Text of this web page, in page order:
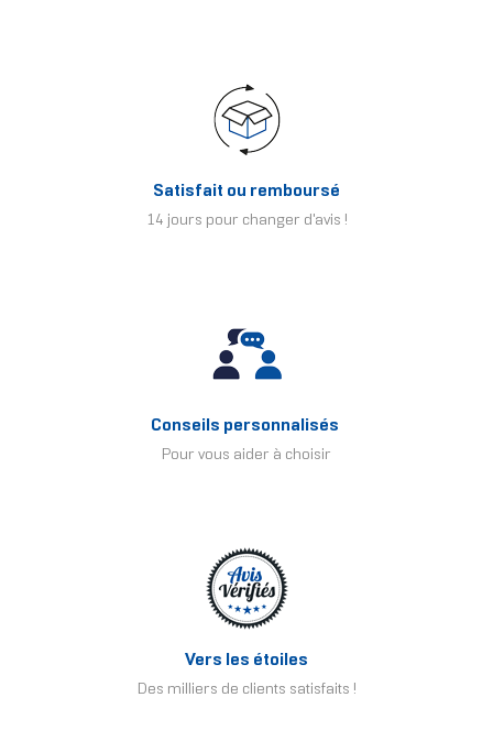
Satisfait ou remboursé
14 jours pour changer d'avis !
Conseils personnalisés
Pour vous aider à choisir
Vers les étoiles
Des milliers de clients satisfaits !